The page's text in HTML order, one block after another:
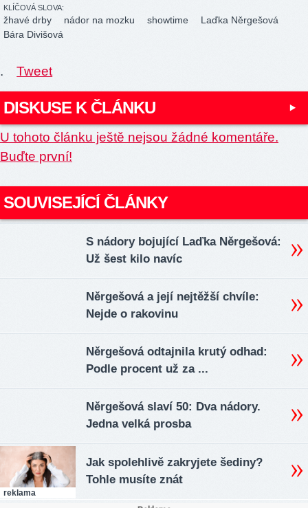
KLÍČOVÁ SLOVA:
žhavé drby nádor na mozku showtime
Laďka Něrgešová
Bára Divišová
. Tweet
DISKUSE K ČLÁNKU
U tohoto článku ještě nejsou žádné komentáře.
Buďte první!
SOUVISEJÍCÍ ČLÁNKY
S nádory bojující Laďka Něrgešová:
Už šest kilo navíc
Něrgešová a její nejtěžší chvíle:
Nejde o rakovinu
Něrgešová odtajnila krutý odhad:
Podle procent už za ...
Něrgešová slaví 50: Dva nádory.
Jedna velká prosba
reklama
Jak spolehlivě zakryjete šediny?
Tohle musíte znát